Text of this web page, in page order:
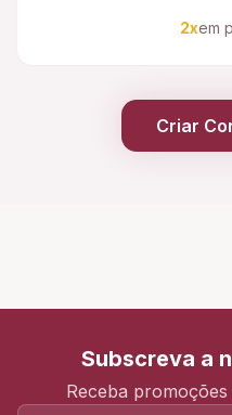
2xem
Criar
Subscreva a
Receba